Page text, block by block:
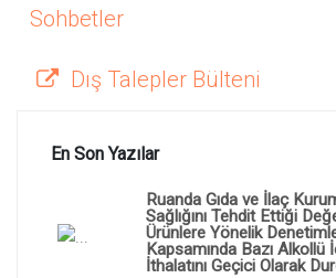
Sohbetler
Dış Talepler Bülteni
En Son Yazılar
Ruanda Gıda ve İlaç
Sağlığını Tehdit Ettiği
Ürünlere Yönelik
Kapsamında Bazı Alkollü
İthalatını Geçici Olarak